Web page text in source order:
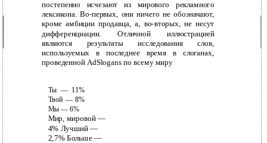
постепенно исчезают из мирового рекламного
лексикона. Во-первых, они ничего не обозначают,
кроме амбиции продавца, а, во-вторых, не несут
дифференциации. Отличной иллюстрацией
являются результаты исследования cлов,
используемых в последнее время в слоганах,
проведенной AdSlogans по всему миру
Ты — 11%
Твой — 8%
Мы — 6%
Мир, мировой —
4% Лучший —
2,7% Больше —